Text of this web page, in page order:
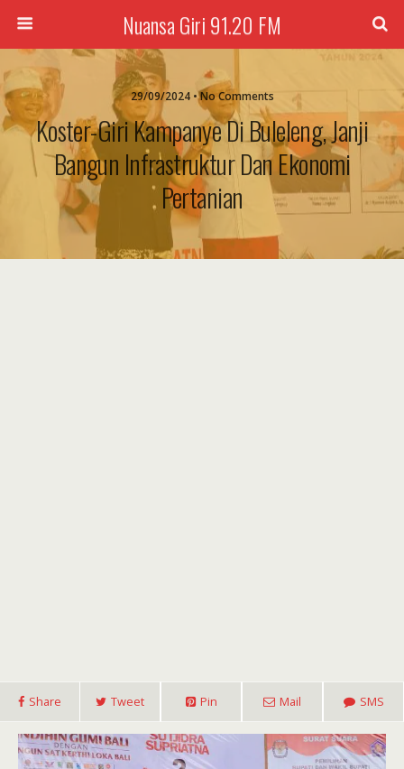
Nuansa Giri 91.20 FM
29/09/2024 • No Comments
Koster-Giri Kampanye Di Buleleng, Janji
Bangun Infrastruktur Dan Ekonomi
Pertanian
Share Tweet Pin Mail SMS